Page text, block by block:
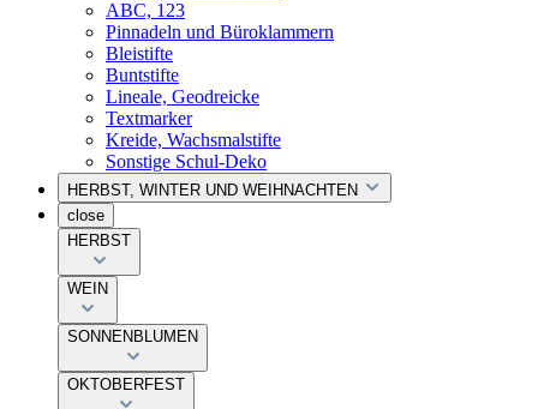
ABC, 123
Pinnadeln und Büroklammern
Bleistifte
Buntstifte
Lineale, Geodreicke
Textmarker
Kreide, Wachsmalstifte
Sonstige Schul-Deko
HERBST, WINTER UND WEIHNACHTEN
close
HERBST
WEIN
SONNENBLUMEN
OKTOBERFEST